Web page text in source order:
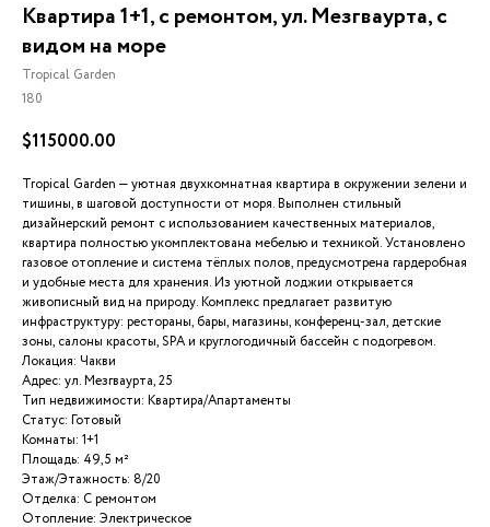
Квартира 1+1, с ремонтом, ул. Мезгваурта, с
видом на море
Tropical Garden
180
$115000.00
Tropical Garden — уютная двухкомнатная квартира в окружении зелени и
тишины, в шаговой доступности от моря. Выполнен стильный
дизайнерский ремонт с использованием качественных материалов,
квартира полностью укомплектована мебелью и техникой. Установлено
газовое отопление и система тёплых полов, предусмотрена гардеробная
и удобные места для хранения. Из уютной лоджии открывается
живописный вид на природу. Комплекс предлагает развитую
инфраструктуру: рестораны, бары, магазины, конференц-зал, детские
зоны, салоны красоты, SPA и круглогодичный бассейн с подогревом.
Локация: Чакви
Адрес: ул. Мезгваурта, 25
Тип недвижимости: Квартира/Апартаменты
Статус: Готовый
Комнаты: 1+1
Площадь: 49,5 м²
Этаж/Этажность: 8/20
Отделка: С ремонтом
Отопление: Электрическое